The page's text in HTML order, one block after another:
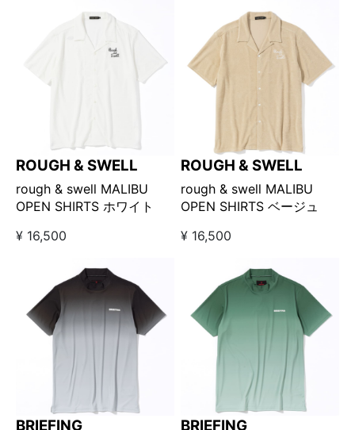
ROUGH & SWELL
rough & swell MALIBU
OPEN SHIRTS ホワイト
¥ 16,500
ROUGH & SWELL
rough & swell MALIBU
OPEN SHIRTS ベージュ
¥ 16,500
BRIEFING BRIEFING